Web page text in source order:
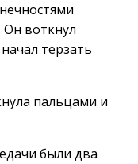
Он воткнул
терзать
пальцами и
были два